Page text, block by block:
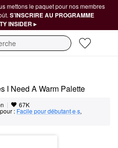
mettons le paquet pour nos membres
S’INSCRIRE AU PROGRAMME
INSIDER ▸
I Need A Warm Palette
| 67K
: Facile pour débutant·e·s,